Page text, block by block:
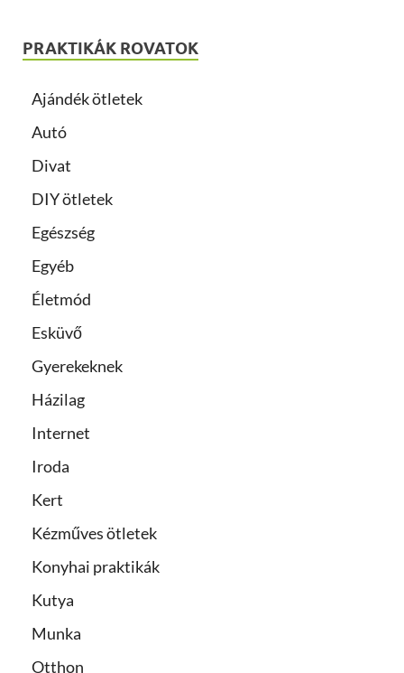
PRAKTIKÁK ROVATOK
Ajándék ötletek
Autó
Divat
DIY ötletek
Egészség
Egyéb
Életmód
Esküvő
Gyerekeknek
Házilag
Internet
Iroda
Kert
Kézműves ötletek
Konyhai praktikák
Kutya
Munka
Otthon